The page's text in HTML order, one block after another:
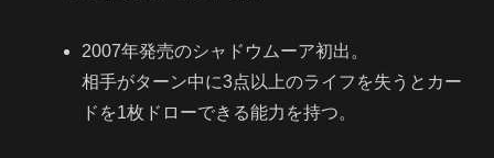
2007年発売のシャドウムーア初出。
相手がターン中に3点以上のライフを失うとカー
ドを1枚ドローできる能力を持つ。